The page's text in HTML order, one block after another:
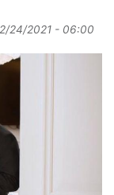
24/2021 - 06:00